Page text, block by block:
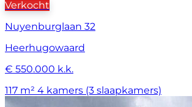
Verkocht
Nuyenburglaan 32
Heerhugowaard
€ 550.000 k.k.
117 m² 4 kamers (3 slaapkamers)